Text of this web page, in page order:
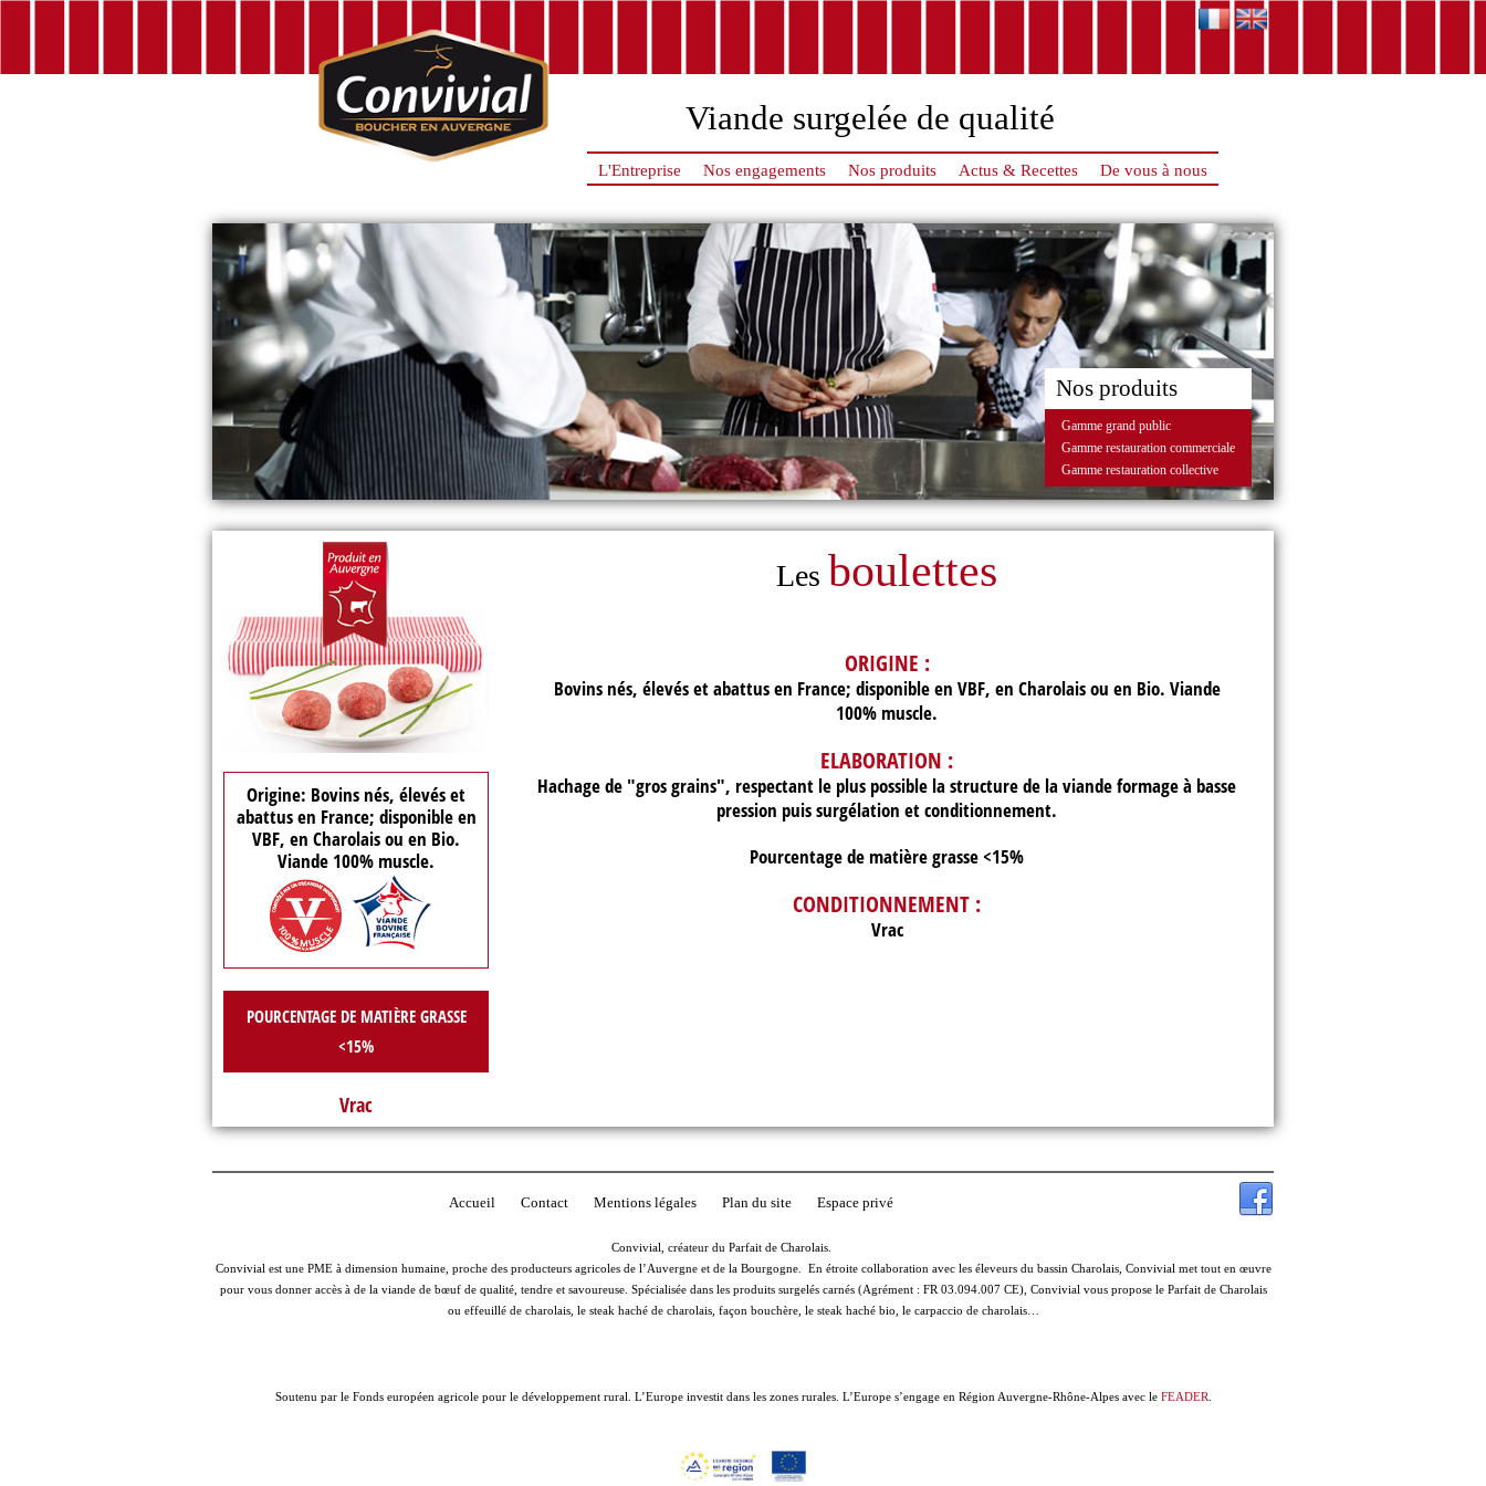
Viande surgelée de qualité
L'Entreprise Nos engagements Nos produits Actus & Recettes De vous à nous
Nos produits
Gamme grand public
Gamme restauration commerciale
Gamme restauration collective
Origine: Bovins nés, élevés et
abattus en France; disponible en
VBF, en Charolais ou en Bio.
Viande 100% muscle.
POURCENTAGE DE MATIÈRE GRASSE
<15%
Vrac
Les boulettes
ORIGINE :
Bovins nés, élevés et abattus en France; disponible en VBF, en Charolais ou en Bio. Viande
100% muscle.
ELABORATION :
Hachage de "gros grains", respectant le plus possible la structure de la viande formage à basse
pression puis surgélation et conditionnement.
Pourcentage de matière grasse <15%
CONDITIONNEMENT :
Vrac
Accueil Contact Mentions légales Plan du site Espace privé
Convivial, créateur du Parfait de Charolais.
Convivial est une PME à dimension humaine, proche des producteurs agricoles de l’Auvergne et de la Bourgogne. En étroite collaboration avec les éleveurs du bassin Charolais, Convivial met tout en œuvre
pour vous donner accès à de la viande de bœuf de qualité, tendre et savoureuse. Spécialisée dans les produits surgelés carnés (Agrément : FR 03.094.007 CE), Convivial vous propose le Parfait de Charolais
ou effeuillé de charolais, le steak haché de charolais, façon bouchère, le steak haché bio, le carpaccio de charolais…
Soutenu par le Fonds européen agricole pour le développement rural. L’Europe investit dans les zones rurales. L’Europe s’engage en Région Auvergne-Rhône-Alpes avec le FEADER